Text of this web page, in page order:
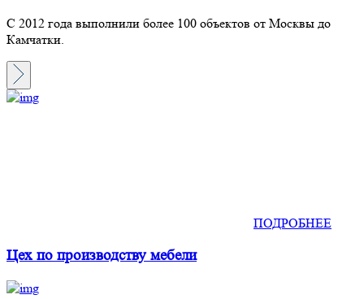
С 2012 года выполнили более 100 объектов от Москвы до
Камчатки.
ПОДРОБНЕЕ
Цех по производству мебели